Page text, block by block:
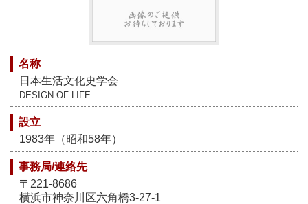
名称
日本生活文化史学会
DESIGN OF LIFE
設立
1983年（昭和58年）
事務局/連絡先
〒221-8686
横浜市神奈川区六角橋3-27-1